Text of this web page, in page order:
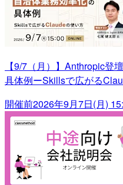
【9/7（月）】Anthropic登
具体例ーSkillsで広がる
開催前2026年9月7日(月)